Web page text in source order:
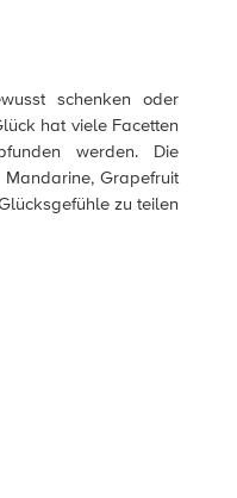
schenken oder
hat viele Facetten
werden. Die
Grapefruit
zu teilen